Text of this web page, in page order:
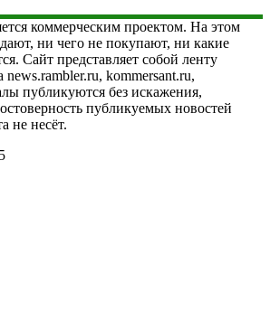
коммерческим проектом. На этом
ни чего не покупают, ни какие
Сайт представляет собой ленту
news.rambler.ru, kommersant.ru,
публикуются без искажения,
публикуемых новостей
не несёт.